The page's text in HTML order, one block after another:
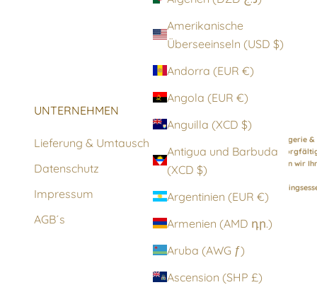
Amerikanische
Überseeinseln (USD $)
Andorra (EUR €)
Angola (EUR €)
Anguilla (XCD $)
Antigua und Barbuda
(XCD $)
Argentinien (EUR €)
Armenien (AMD դր.)
Aruba (AWG ƒ)
Ascension (SHP £)
UNTERNEHMEN
Lieferung & Umtausch
Datenschutz
Impressum
AGB´s
Zeitlose elegante Wolford Lingerie
ikonische Designs. Mit einer
persönlicher Beratung machen wir
besonderen Erlebnis.
Entdecken Sie Ihre neuen